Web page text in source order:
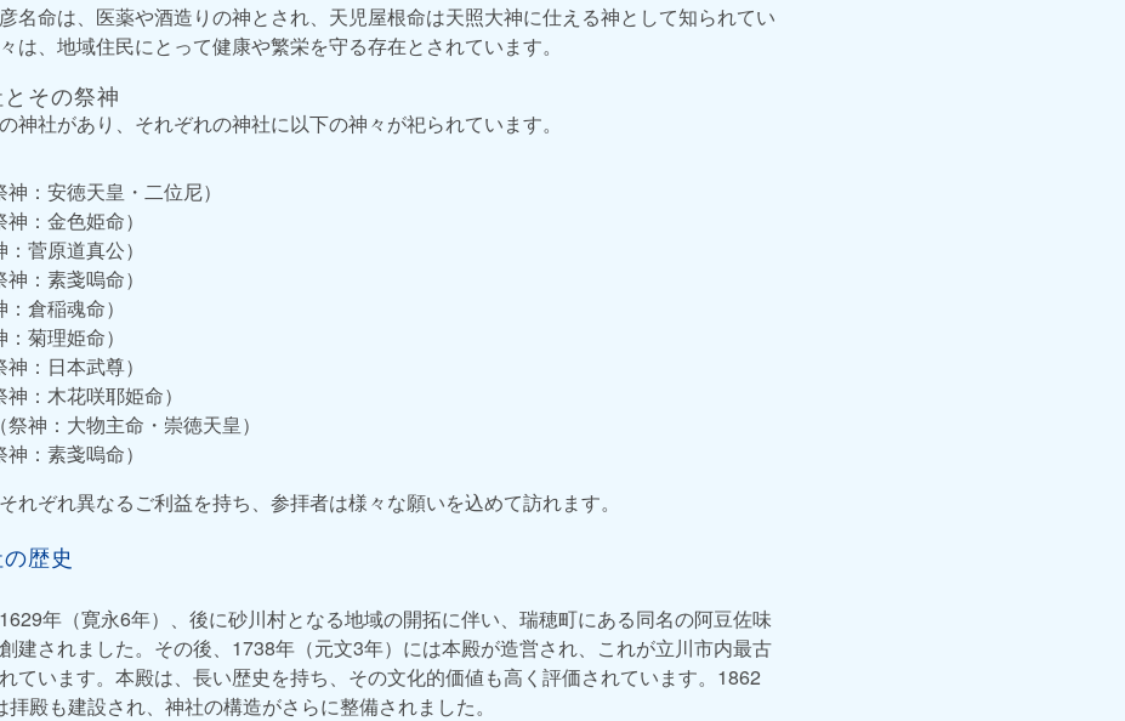
名命は、医薬や酒造りの神とされ、天児屋根命は天照大神に仕える神として知られてい
は、地域住民にとって健康や繁栄を守る存在とされています。
その祭神
神社があり、それぞれの神社に以下の神々が祀られています。
：安徳天皇・二位尼）
：金色姫命）
菅原道真公）
：素戔嗚命）
倉稲魂命）
菊理姫命）
：日本武尊）
：木花咲耶姫命）
神：大物主命・崇徳天皇）
：素戔嗚命）
れぞれ異なるご利益を持ち、参拝者は様々な願いを込めて訪れます。
歴史
年（寛永6年）、後に砂川村となる地域の開拓に伴い、瑞穂町にある同名の阿豆佐味
建されました。その後、1738年（元文3年）には本殿が造営され、これが立川市内最古
ています。本殿は、長い歴史を持ち、その文化的価値も高く評価されています。1862
殿も建設され、神社の構造がさらに整備されました。